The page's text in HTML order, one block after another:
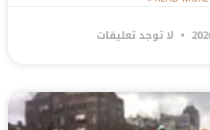
لا توجد تعليقات